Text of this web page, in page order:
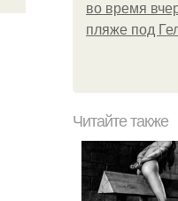
во время
пляже под
Читайте также